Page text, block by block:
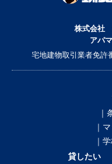
株式会社
アパ
宅地建物取引業者免許
｜
｜
｜
貸したい